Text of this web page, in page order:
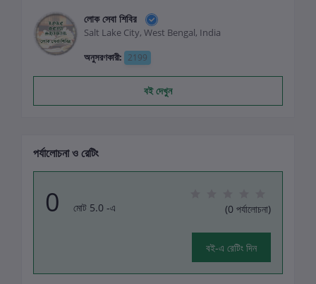
লোক সেবা শিবির
Salt Lake City, West Bengal, India
অনুসরণকারী: 2199
বই দেখুন
পর্যালোচনা ও রেটিং
0 মোট 5.0 -এ (0 পর্যালোচনা)
বই-এ রেটিং দিন